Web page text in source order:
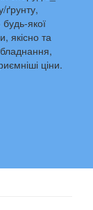
ґрунту,
якої
якісно та
ціни.